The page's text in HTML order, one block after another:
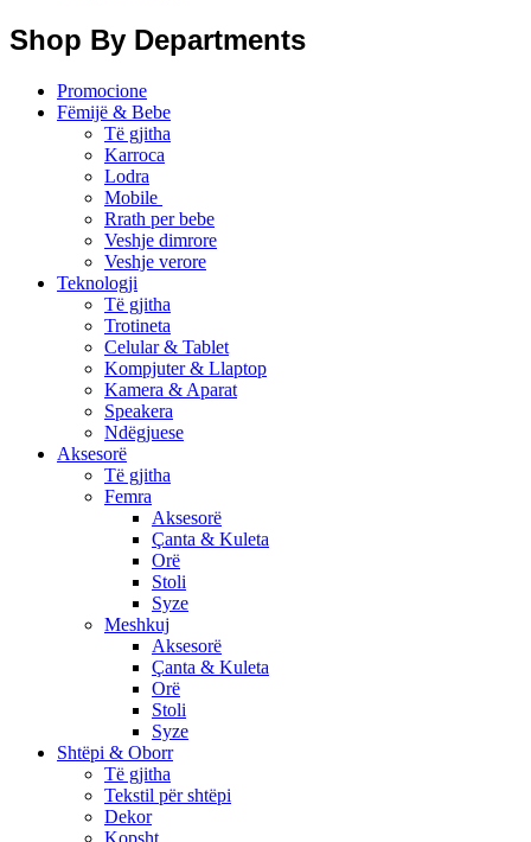
Shop By Departments
Promocione
Fëmijë & Bebe
Të gjitha
Karroca
Lodra
Mobile
Rrath per bebe
Veshje dimrore
Veshje verore
Teknologji
Të gjitha
Trotineta
Celular & Tablet
Kompjuter & Llaptop
Kamera & Aparat
Speakera
Ndëgjuese
Aksesorë
Të gjitha
Femra
Aksesorë
Çanta & Kuleta
Orë
Stoli
Syze
Meshkuj
Aksesorë
Çanta & Kuleta
Orë
Stoli
Syze
Shtëpi & Oborr
Të gjitha
Tekstil për shtëpi
Dekor
Kopsht